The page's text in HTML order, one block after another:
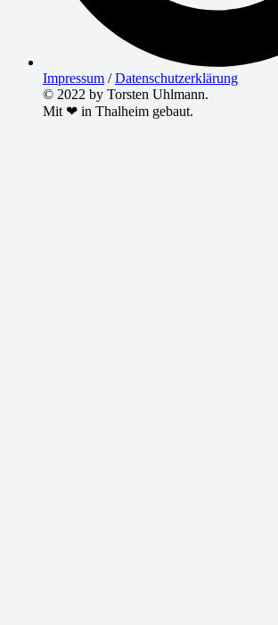
Impressum /Datenschutzerklärung
© 2022 by Torsten Uhlmann.
Mit ❤ in Thalheim gebaut.